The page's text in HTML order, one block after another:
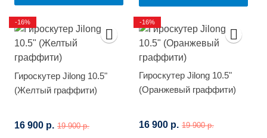
Гироскутер Jilong 10.5"
(Желтый граффити)
16 900 р. 19 900 р.
-16%
Гироскутер Jilong 10.5"
(Оранжевый граффити)
16 900 р. 19 900 р.
-16%